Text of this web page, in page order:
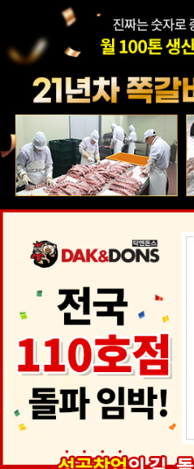
본사
스토리
아이템
소개
창업은
이렇게